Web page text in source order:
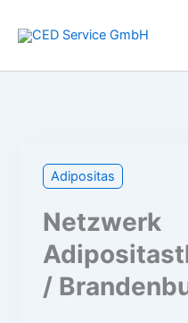
Inhalt
Adipositas
Netzwerk
/